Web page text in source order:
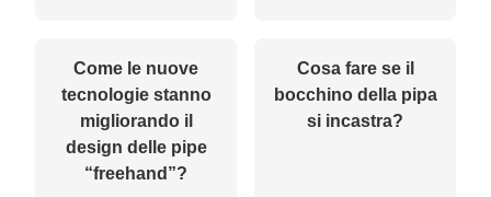
Come le nuove
tecnologie stanno
migliorando il
design delle pipe
“freehand”?
Cosa fare se il
bocchino della pipa
si incastra?